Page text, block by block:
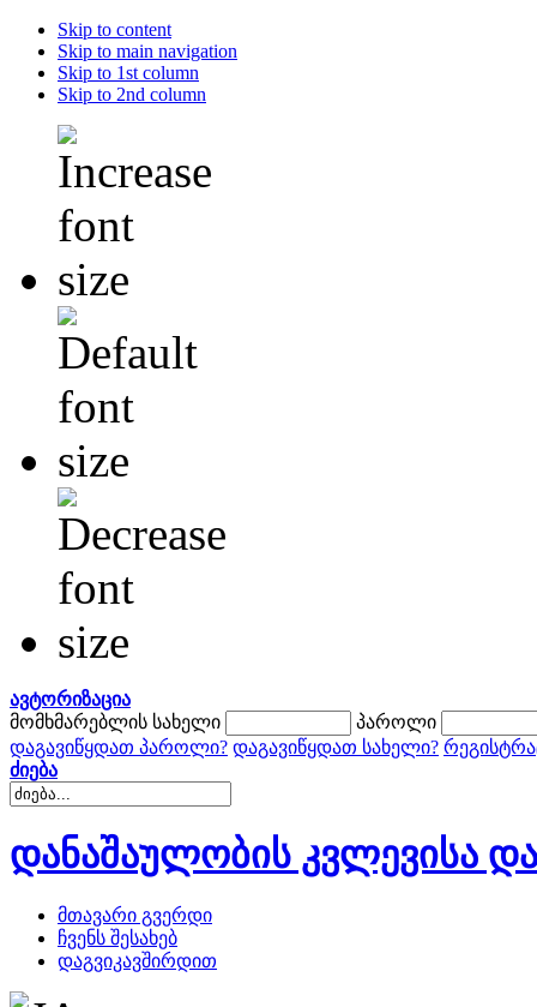
Skip to content
Skip to main navigation
Skip to 1st column
Skip to 2nd column
ავტორიზაცია
მომხმარებლის სახელი
პაროლი
დაგავიწყდათ პაროლი? დაგავიწყდათ სახელი?
ძიება
დანაშაულობის კვლევისა
მთავარი გვერდი
ჩვენს შესახებ
დაგვიკავშირდით